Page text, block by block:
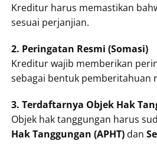
Kreditur harus memastikan
sesuai perjanjian.
2. Peringatan Resmi (Somasi)
Kreditur wajib memberikan
sebagai bentuk pemberitahuan
3. Terdaftarnya Objek Hak
Objek hak tanggungan harus
Hak Tanggungan (APHT) dan